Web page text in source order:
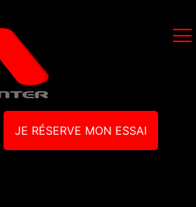
JE RÉSERVE MON ESSAI